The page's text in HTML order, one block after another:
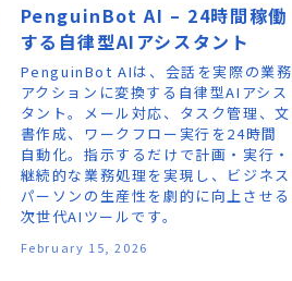
PenguinBot AI – 24時間稼働
する自律型AIアシスタント
PenguinBot AIは、会話を実際の業務
アクションに変換する自律型AIアシス
タント。メール対応、タスク管理、文
書作成、ワークフロー実行を24時間
自動化。指示するだけで計画・実行・
継続的な業務処理を実現し、ビジネス
パーソンの生産性を劇的に向上させる
次世代AIツールです。
February 15, 2026